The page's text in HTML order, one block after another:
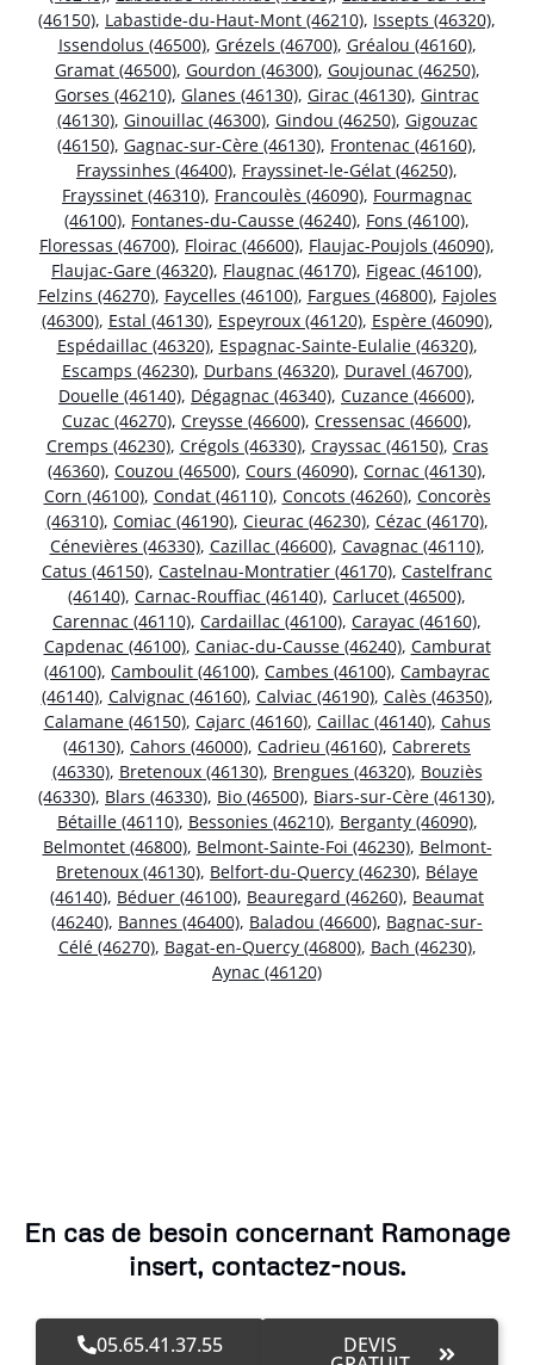
(46150), Labastide-du-Haut-Mont (46210), Issepts (46320),
Issendolus (46500), Grézels (46700), Gréalou (46160),
Gramat (46500), Gourdon (46300), Goujounac (46250),
Gorses (46210), Glanes (46130), Girac (46130), Gintrac
(46130), Ginouillac (46300), Gindou (46250), Gigouzac
(46150), Gagnac-sur-Cère (46130), Frontenac (46160),
Frayssinhes (46400), Frayssinet-le-Gélat (46250),
Frayssinet (46310), Francoulès (46090), Fourmagnac
(46100), Fontanes-du-Causse (46240), Fons (46100),
Floressas (46700), Floirac (46600), Flaujac-Poujols (46090),
Flaujac-Gare (46320), Flaugnac (46170), Figeac (46100),
Felzins (46270), Faycelles (46100), Fargues (46800), Fajoles
(46300), Estal (46130), Espeyroux (46120), Espère (46090),
Espédaillac (46320), Espagnac-Sainte-Eulalie (46320),
Escamps (46230), Durbans (46320), Duravel (46700),
Douelle (46140), Dégagnac (46340), Cuzance (46600),
Cuzac (46270), Creysse (46600), Cressensac (46600),
Cremps (46230), Crégols (46330), Crayssac (46150), Cras
(46360), Couzou (46500), Cours (46090), Cornac (46130),
Corn (46100), Condat (46110), Concots (46260), Concorès
(46310), Comiac (46190), Cieurac (46230), Cézac (46170),
Cénevières (46330), Cazillac (46600), Cavagnac (46110),
Catus (46150), Castelnau-Montratier (46170), Castelfranc
(46140), Carnac-Rouffiac (46140), Carlucet (46500),
Carennac (46110), Cardaillac (46100), Carayac (46160),
Capdenac (46100), Caniac-du-Causse (46240), Camburat
(46100), Camboulit (46100), Cambes (46100), Cambayrac
(46140), Calvignac (46160), Calviac (46190), Calès (46350),
Calamane (46150), Cajarc (46160), Caillac (46140), Cahus
(46130), Cahors (46000), Cadrieu (46160), Cabrerets
(46330), Bretenoux (46130), Brengues (46320), Bouziès
(46330), Blars (46330), Bio (46500), Biars-sur-Cère (46130),
Bétaille (46110), Bessonies (46210), Berganty (46090),
Belmontet (46800), Belmont-Sainte-Foi (46230), Belmont-
Bretenoux (46130), Belfort-du-Quercy (46230), Bélaye
(46140), Béduer (46100), Beauregard (46260), Beaumat
(46240), Bannes (46400), Baladou (46600), Bagnac-sur-
Célé (46270), Bagat-en-Quercy (46800), Bach (46230),
Aynac (46120)
En cas de besoin concernant Ramonage
insert, contactez-nous.
05.65.41.37.55 DEVIS